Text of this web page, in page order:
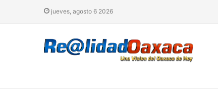
jueves, agosto 6 2026